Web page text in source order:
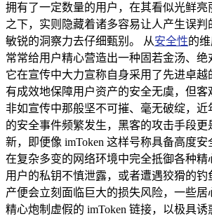
拥有了一定数量的用户，在其看似光鲜亮
之下，实则隐藏着诸多容易让人产生误判
敏锐的洞察力去仔细甄别。 从安全性的
常常给用户精心营造出一种固若金汤、绝
它在宣传中大力宣称自身采用了先进卓
有成效地保障用户资产的安全无虞，但客
非如宣传中那般坚不可摧、毫无破绽，近
的安全事件频繁发生，黑客的攻击手段更
新，即便像 imToken 这样号称具备高度
在复杂多变的网络环境中完全抵御各种精
用户的私钥不慎泄露，或者遭遇狡猾的钓
产便会立刻面临巨大的损失风险，一些
精心炮制虚假的 imToken 链接，以极具